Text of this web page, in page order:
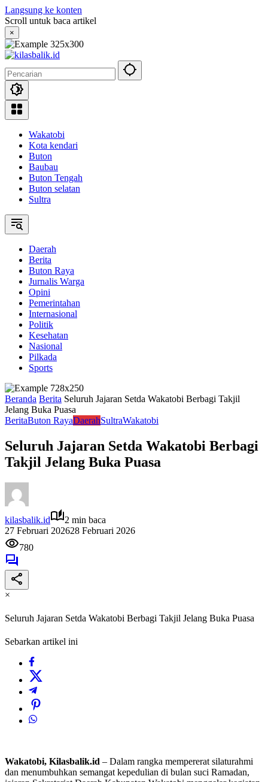
Langsung ke konten
Scroll untuk baca artikel
×
Wakatobi
Kota kendari
Buton
Baubau
Buton Tengah
Buton selatan
Sultra
Daerah
Berita
Buton Raya
Jurnalis Warga
Opini
Pemerintahan
Internasional
Politik
Kesehatan
Nasional
Pilkada
Sports
Beranda Berita Seluruh Jajaran Setda Wakatobi Berbagi Takjil
Jelang Buka Puasa
BeritaButon RayaDaerahSultraWakatobi
Seluruh Jajaran Setda Wakatobi Berbagi
Takjil Jelang Buka Puasa
kilasbalik.id
2 min baca
27 Februari 202628 Februari 2026
780
×
Seluruh Jajaran Setda Wakatobi Berbagi Takjil Jelang Buka Puasa
Sebarkan artikel ini
Wakatobi, Kilasbalik.id – Dalam rangka mempererat silaturahmi
dan menumbuhkan semangat kepedulian di bulan suci Ramadan,